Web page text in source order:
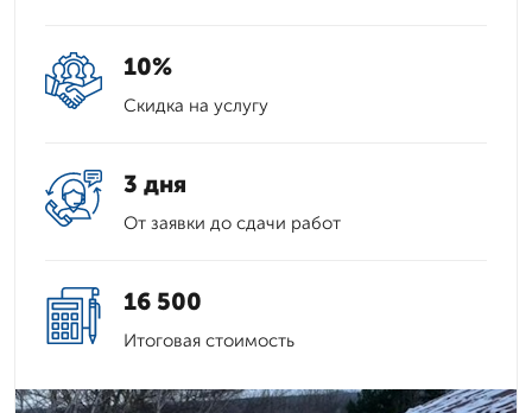
10%
Скидка на услугу
3 дня
От заявки до сдачи работ
16 500
Итоговая стоимость